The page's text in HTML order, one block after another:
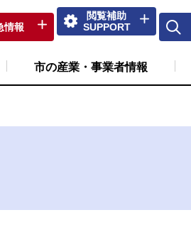
情報
閲覧補助
SUPPORT
市の産業・事業者情報